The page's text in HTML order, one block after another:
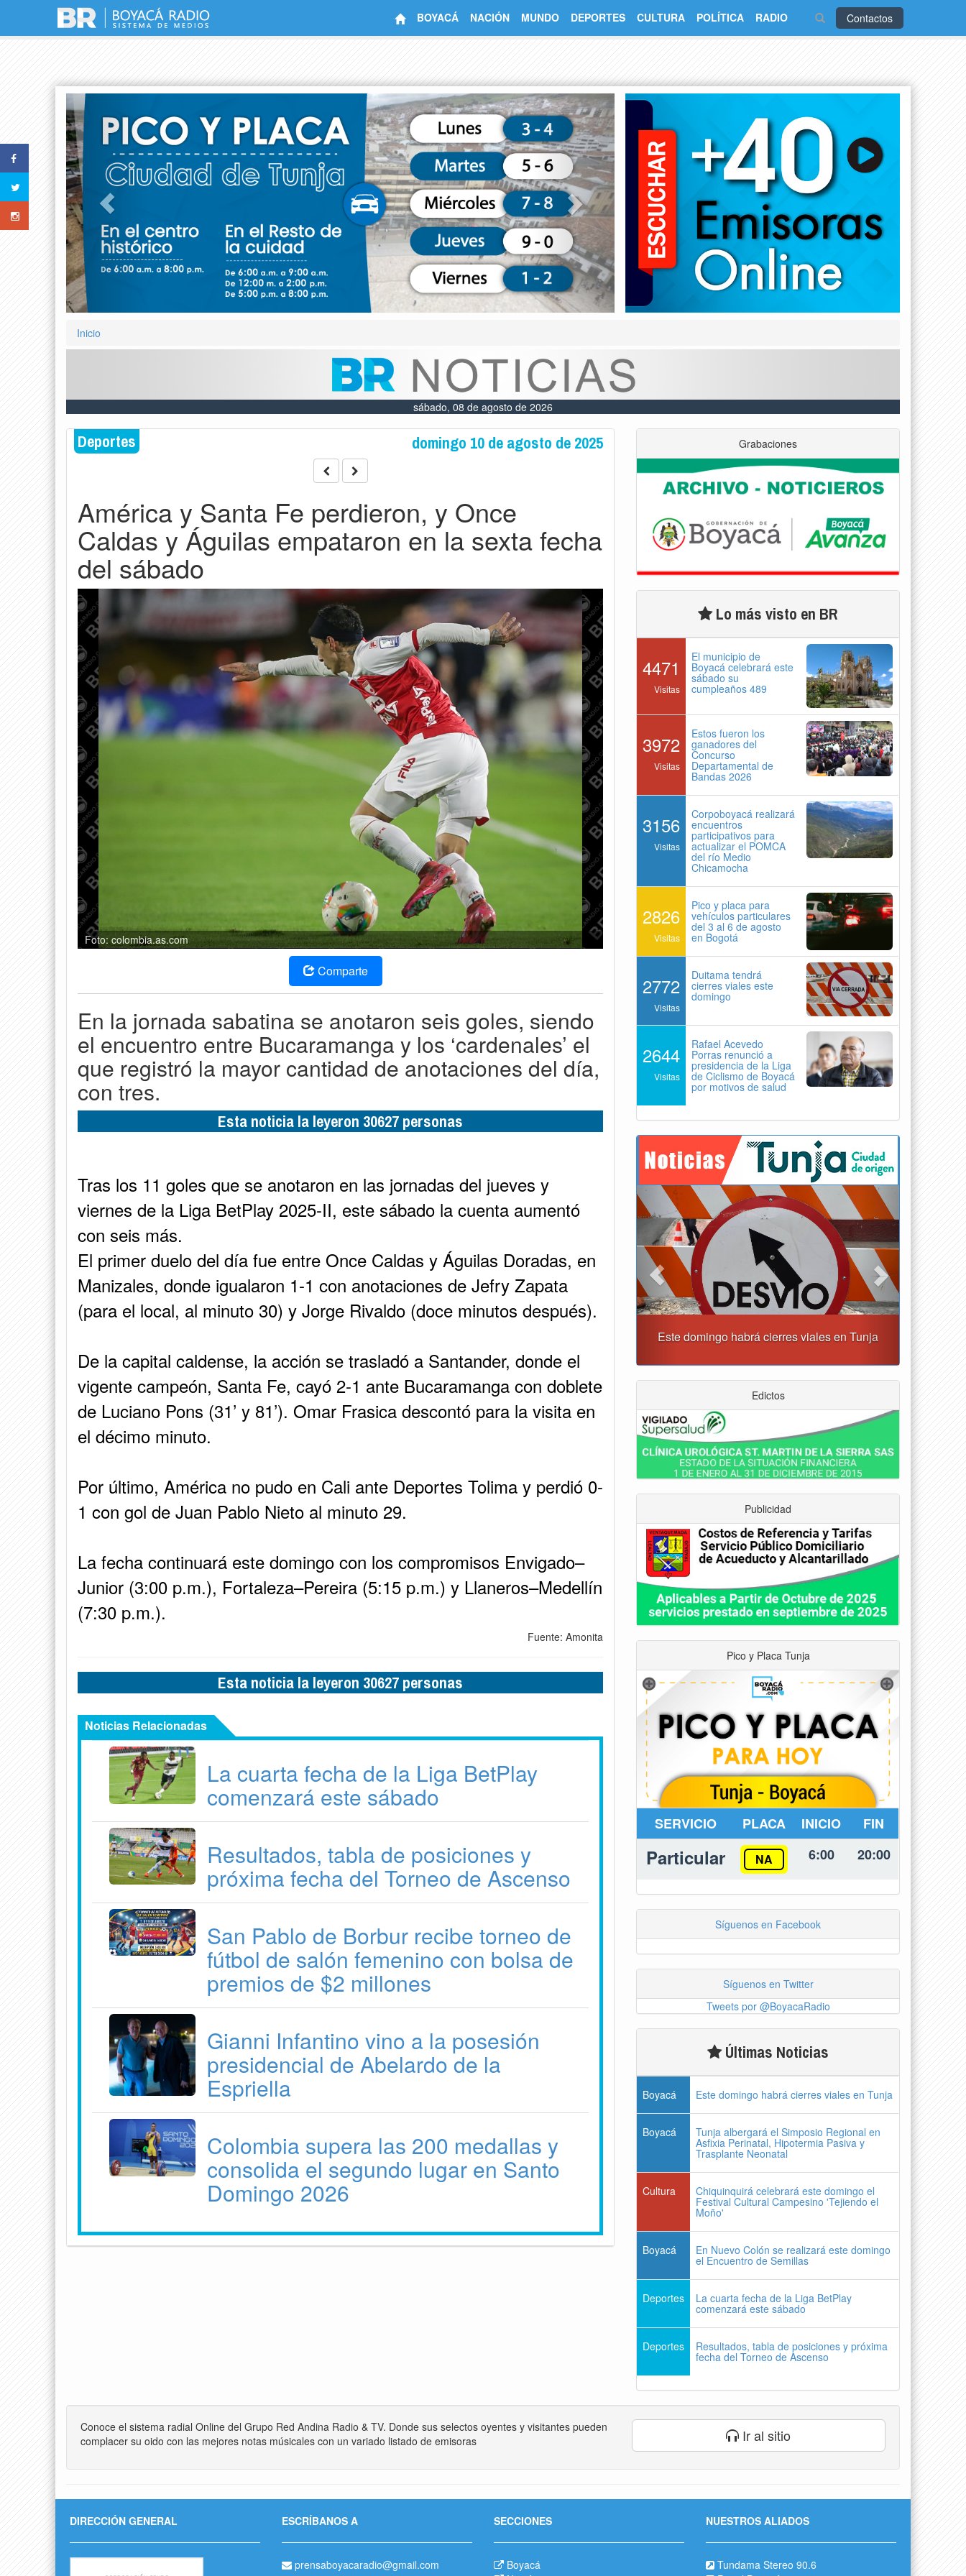
Contactos
BOYACÁ NACIÓN MUNDO DEPORTES CULTURA POLÍTICA RADIO
Next
Inicio
sábado, 08 de agosto de 2026
Deportes domingo 10 de agosto de 2025
América y Santa Fe perdieron, y Once
Caldas y Águilas empataron en la sexta fecha
del sábado
Foto: colombia.as.com
Comparte
En la jornada sabatina se anotaron seis goles, siendo
el encuentro entre Bucaramanga y los ‘cardenales’ el
que registró la mayor cantidad de anotaciones del día,
con tres.
Esta noticia la leyeron 30627 personas
Tras los 11 goles que se anotaron en las jornadas del jueves y
viernes de la Liga BetPlay 2025-II, este sábado la cuenta aumentó
con seis más.
El primer duelo del día fue entre Once Caldas y Águilas Doradas, en
Manizales, donde igualaron 1-1 con anotaciones de Jefry Zapata
(para el local, al minuto 30) y Jorge Rivaldo (doce minutos después).
De la capital caldense, la acción se trasladó a Santander, donde el
vigente campeón, Santa Fe, cayó 2-1 ante Bucaramanga con doblete
de Luciano Pons (31’ y 81’). Omar Frasica descontó para la visita en
el décimo minuto.
Por último, América no pudo en Cali ante Deportes Tolima y perdió 0-
1 con gol de Juan Pablo Nieto al minuto 29.
La fecha continuará este domingo con los compromisos Envigado–
Junior (3:00 p.m.), Fortaleza–Pereira (5:15 p.m.) y Llaneros–Medellín
(7:30 p.m.).
Fuente: Amonita
Esta noticia la leyeron 30627 personas
Noticias Relacionadas
La cuarta fecha de la Liga BetPlay
comenzará este sábado
Resultados, tabla de posiciones y
próxima fecha del Torneo de Ascenso
San Pablo de Borbur recibe torneo de
fútbol de salón femenino con bolsa de
premios de $2 millones
Gianni Infantino vino a la posesión
presidencial de Abelardo de la
Espriella
Colombia supera las 200 medallas y
consolida el segundo lugar en Santo
Domingo 2026
Grabaciones
Lo más visto en BR
4471
Visitas
El municipio de
Boyacá celebrará este
sábado su
cumpleaños 489
3972
Visitas
Estos fueron los
ganadores del
Concurso
Departamental de
Bandas 2026
3156
Visitas
Corpoboyacá realizará
encuentros
participativos para
actualizar el POMCA
del río Medio
Chicamocha
2826
Visitas
Pico y placa para
vehículos particulares
del 3 al 6 de agosto
en Bogotá
2772
Visitas
Duitama tendrá
cierres viales este
domingo
2644
Visitas
Rafael Acevedo
Porras renunció a
presidencia de la Liga
de Ciclismo de Boyacá
por motivos de salud
Tunja albergará el Simposio Regional en Asfixia
Previous Next
Edictos
Publicidad
Pico y Placa Tunja
SERVICIO PLACA INICIO FIN
Particular NA 6:00 20:00
Síguenos en Facebook
Síguenos en Twitter
Tweets por @BoyacaRadio
Últimas Noticias
Boyacá Este domingo habrá cierres viales en Tunja
Boyacá Tunja albergará el Simposio Regional en
Asfixia Perinatal, Hipotermia Pasiva y
Trasplante Neonatal
Cultura Chiquinquirá celebrará este domingo el
Festival Cultural Campesino 'Tejiendo el
Moño'
Boyacá En Nuevo Colón se realizará este domingo
el Encuentro de Semillas
Deportes La cuarta fecha de la Liga BetPlay
comenzará este sábado
Deportes Resultados, tabla de posiciones y próxima
fecha del Torneo de Ascenso
Conoce el sistema radial Online del Grupo Red Andina Radio & TV. Donde sus selectos oyentes y visitantes pueden
complacer su oido con las mejores notas músicales con un variado listado de emisoras
Ir al sitio
DIRECCIÓN GENERAL ESCRÍBANOS A
prensaboyacaradio@gmail.com
SECCIONES
Boyacá
NUESTROS ALIADOS
Tundama Stereo 90.6